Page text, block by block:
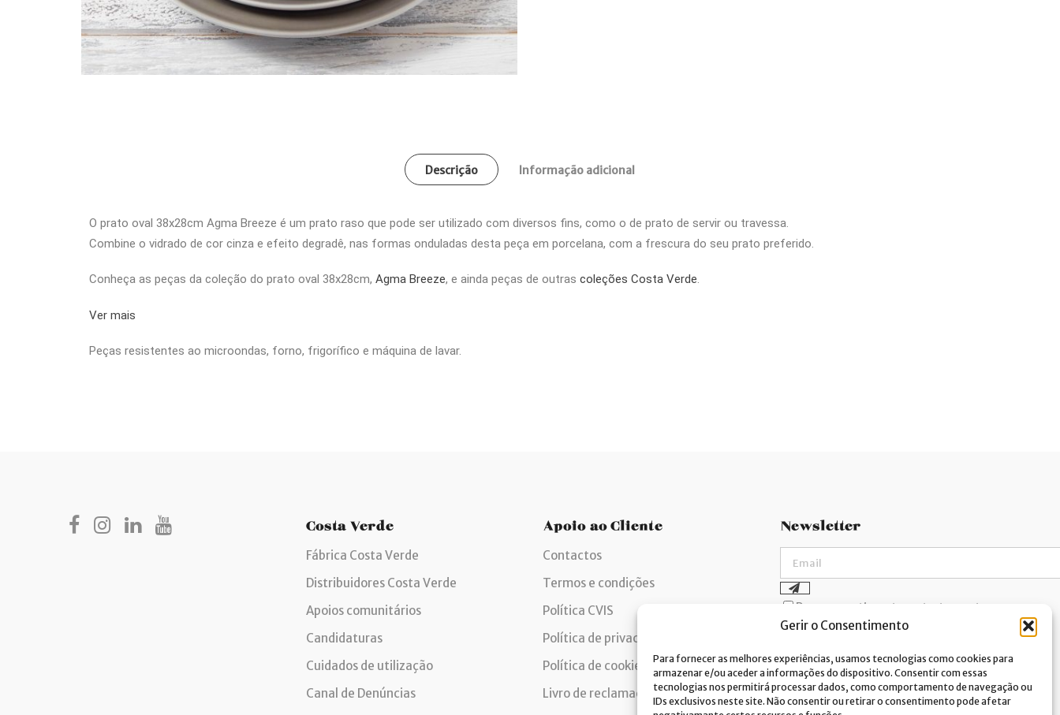
Gerir o Consentimento
Para fornecer as melhores experiências, usamos tecnologias como cookies para
armazenar e/ou aceder a informações do dispositivo. Consentir com essas
tecnologias nos permitirá processar dados, como comportamento de navegação ou
IDs exclusivos neste site. Não consentir ou retirar o consentimento pode afetar
Descrição Informação adicional
O prato oval 38x28cm Agma Breeze é um prato raso que pode ser utilizado com diversos fins, como o de prato de servir ou travessa.
Combine o vidrado de cor cinza e efeito degradê, nas formas onduladas desta peça em porcelana, com a frescura do seu prato preferido.
Conheça as peças da coleção do prato oval 38x28cm, Agma Breeze, e ainda peças de outras coleções Costa Verde.
Ver mais
Peças resistentes ao microondas, forno, frigorífico e máquina de lavar.
Costa Verde
Fábrica Costa Verde
Distribuidores Costa Verde
Apoios comunitários
Candidaturas
Cuidados de utilização
Canal de Denúncias
Apoio ao Cliente
Contactos
Termos e condições
Política CVIS
Política de privacidade
Política de cookies
Livro de reclamações
Newsletter
Dou consentimento ao tratamento
de dados e aceito a política de
A Costa Verde está comprometida com a
implementação do RGPD. Para tratarmos os
seus dados pessoais, precisamos do seu
consentimento. Clique
aqui
e conheça a nossa
Política de Privacidade.